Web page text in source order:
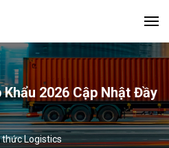
2026 Cập Nhật Đầy
thức Logistics